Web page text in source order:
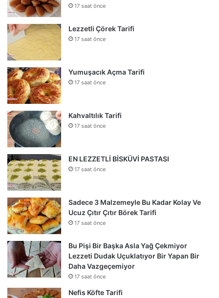
17 saat önce
Lezzetli Çörek Tarifi
17 saat önce
Yumuşacık Açma Tarifi
17 saat önce
Kahvaltılık Tarifi
17 saat önce
EN LEZZETLİ BİSKÜVİ PASTASI
17 saat önce
Sadece 3 Malzemeyle Bu Kadar Kolay Ve
Ucuz Çıtır Çıtır Börek Tarifi
17 saat önce
Bu Pişi Bir Başka Asla Yağ Çekmiyor
Lezzeti Dudak Uçuklatıyor Bir Yapan Bir
Daha Vazgeçemiyor
17 saat önce
Nefis Köfte Tarifi